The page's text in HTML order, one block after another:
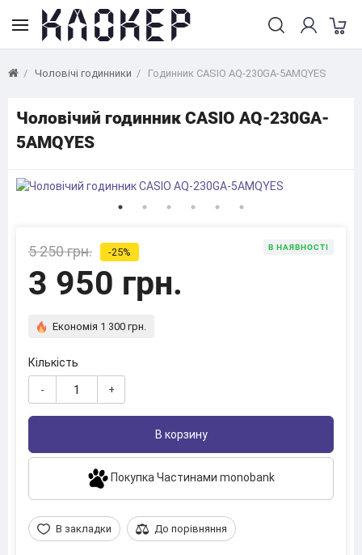
Чоловічі годинники Годинник CASIO AQ-230GA-5AMQYES
Чоловічий годинник CASIO AQ-230GA-
5AMQYES
5 250 грн. -25%
3 950 грн.
В НАЯВНОСТІ
Економія 1 300 грн.
Кількість
- +
В корзину
Покупка Частинами monobank
В закладки До порівняння